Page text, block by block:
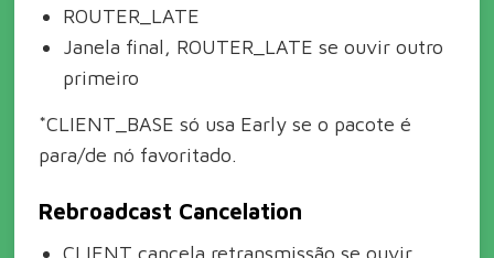
ROUTER_LATE
Janela final, ROUTER_LATE se ouvir outro
primeiro
*CLIENT_BASE só usa Early se o pacote é
para/de nó favoritado.
Rebroadcast Cancelation
CLIENT cancela retransmissão se ouvir